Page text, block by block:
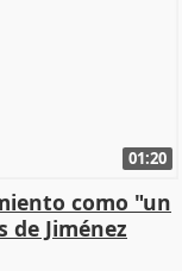
01:20
como "un
de Jiménez